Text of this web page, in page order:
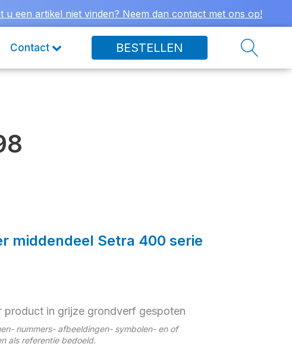
u een artikel niet vinden? Neem dan contact met ons op!
Contact BESTELLEN
middendeel Setra 400 serie
product in grijze grondverf gespoten
nummers- afbeeldingen- symbolen- en of
als referentie bedoeld.